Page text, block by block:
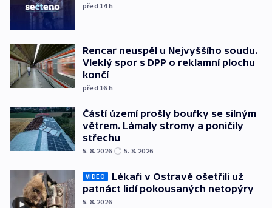
před 14h
Rencar neuspěl u Nejvyššího soudu.
Vleklý spor s DPP o reklamní plochu
končí
před 16 h
Částí území prošly bouřky se silným
větrem. Lámaly stromy a poničily
střechu
5. 8. 2026 5. 8. 2026
VIDEO
Lékaři v Ostravě ošetřili už
patnáct lidí pokousaných netopýry
5. 8. 2026